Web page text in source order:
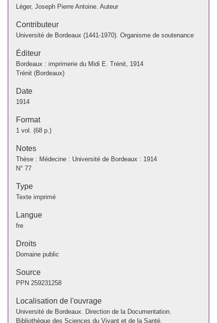
Léger, Joseph Pierre Antoine. Auteur
Contributeur
Université de Bordeaux (1441-1970). Organisme de soutenance
Éditeur
Bordeaux : imprimerie du Midi E. Trénit, 1914
Trénit (Bordeaux)
Date
1914
Format
1 vol. (68 p.)
Notes
Thèse : Médecine : Université de Bordeaux : 1914
N° 77
Type
Texte imprimé
Langue
fre
Droits
Domaine public
Source
PPN 259231258
Localisation de l'ouvrage
Université de Bordeaux. Direction de la Documentation.
Bibliothèque des Sciences du Vivant et de la Santé.